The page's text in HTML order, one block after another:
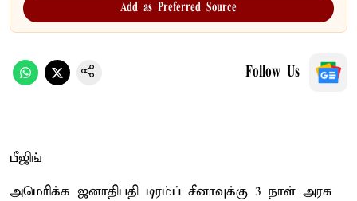
Add as Preferred Source
Follow Us
பீஜிங்
அமெரிக்க ஜனாதிபதி டிரம்ப் சீனாவுக்கு 3 நாள் அரசு